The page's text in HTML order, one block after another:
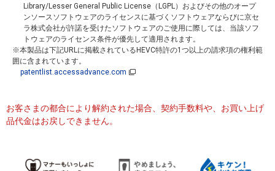
Library/Lesser General Public License（LGPL）およびその他のオープ
ンソースソフトウェアのライセンスに基づくソフトウェアならびに京セ
ラ株式会社が許諾を受けたソフトウェアのご使用に際しては、当該ソフ
トウェアのライセンス条件が優先して適用されます。
※本製品は下記URLに掲載されているHEVC特許の1つ以上の請求項の権利範
囲に含まれています。
patentlist.accessadvance.com
お客さまの都合により解約された場合、契約手数料や、お買い上げ
品代金はお戻しできません。